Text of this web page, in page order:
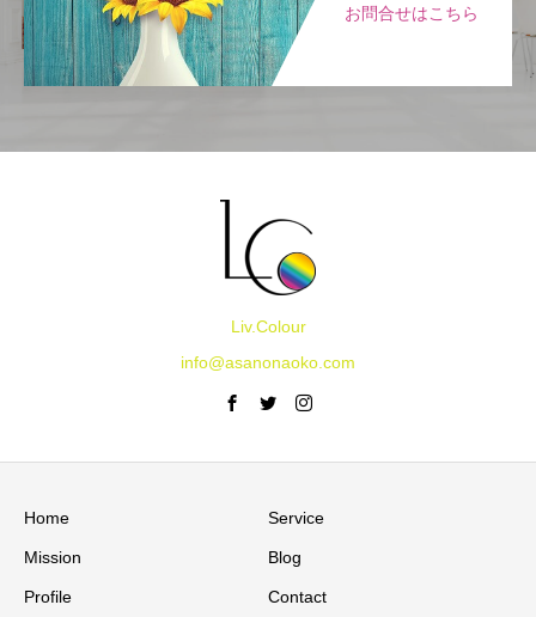
お問合せはこちら
Liv.Colour
info@asanonaoko.com
Home Service
Mission Blog
Profile Contact